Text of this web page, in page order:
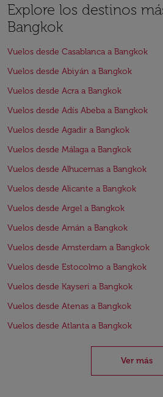
Explore los destinos
Bangkok
Vuelos desde Casablanca a Bangkok
Vuelos desde Abiyán a Bangkok
Vuelos desde Acra a Bangkok
Vuelos desde Adís Abeba a Bangkok
Vuelos desde Agadir a Bangkok
Vuelos desde Málaga a Bangkok
Vuelos desde Alhucemas a Bangkok
Vuelos desde Alicante a Bangkok
Vuelos desde Argel a Bangkok
Vuelos desde Amán a Bangkok
Vuelos desde Amsterdam a Bangkok
Vuelos desde Estocolmo a Bangkok
Vuelos desde Kayseri a Bangkok
Vuelos desde Atenas a Bangkok
Vuelos desde Atlanta a Bangkok
Ver más